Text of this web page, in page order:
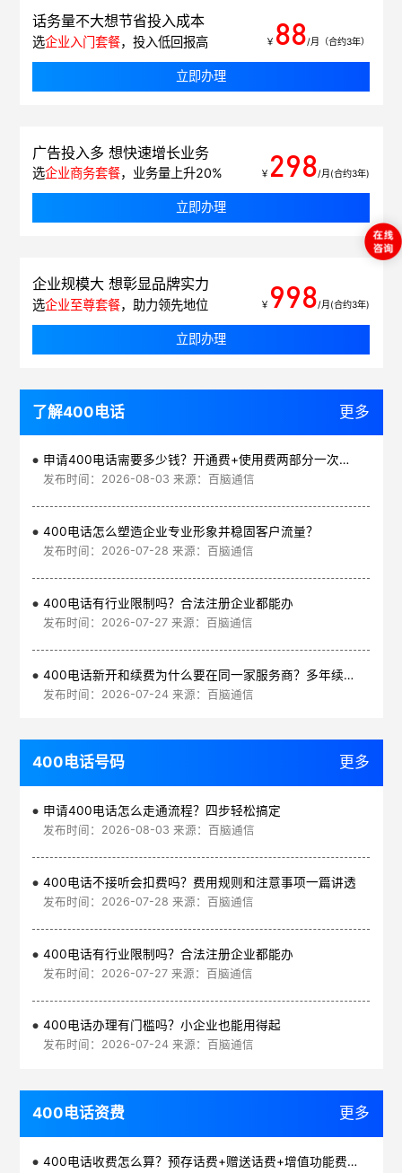
话务量不大想节省投入成本
选企业入门套餐，投入低回报高 ￥ 88/月（合约3年）
立即办理
广告投入多 想快速增长业务
选企业商务套餐，业务量上升20% ￥ 298/月(合约3年)
立即办理
企业规模大 想彰显品牌实力
选企业至尊套餐，助力领先地位 ￥ 998/月(合约3年)
立即办理
了解400电话 更多
申请400电话需要多少钱？开通费+使用费两部分一次讲清
发布时间：2026-08-03 来源：百脑通信
400电话怎么塑造企业专业形象并稳固客户流量？
发布时间：2026-07-28 来源：百脑通信
400电话有行业限制吗？合法注册企业都能办
发布时间：2026-07-27 来源：百脑通信
400电话新开和续费为什么要在同一家服务商？多年续费更划算
发布时间：2026-07-24 来源：百脑通信
400电话号码 更多
申请400电话怎么走通流程？四步轻松搞定
发布时间：2026-08-03 来源：百脑通信
400电话不接听会扣费吗？费用规则和注意事项一篇讲透
发布时间：2026-07-28 来源：百脑通信
400电话有行业限制吗？合法注册企业都能办
发布时间：2026-07-27 来源：百脑通信
400电话办理有门槛吗？小企业也能用得起
发布时间：2026-07-24 来源：百脑通信
400电话资费 更多
400电话收费怎么算？预存话费+赠送话费+增值功能费透明实惠